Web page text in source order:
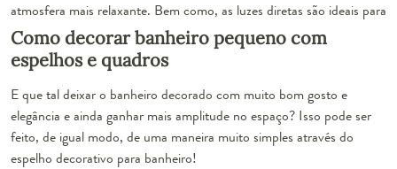
atmosfera mais relaxante. Bem como, as luzes diretas são ideais para
momentos de higiene e cuidados pessoais.
As luminárias embutidas, arandelas
nos banheiros decorados. É possível combiná-las para criar um
ambiente mais moderno ou mais clássico, segundo o estilo
escolhido.
Como decorar banheiro pequeno com
espelhos e quadros
E que tal deixar o banheiro decorado com muito bom gosto e
elegância e ainda ganhar mais amplitude no espaço? Isso pode ser
feito, de igual modo, de uma maneira muito simples através do
espelho decorativo para banheiro!